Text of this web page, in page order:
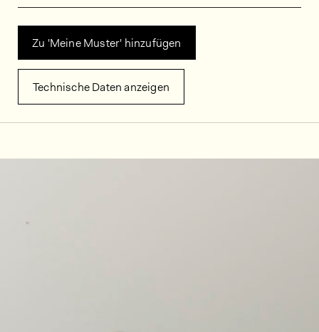
Zu 'Meine Muster' hinzufügen
Technische Daten anzeigen